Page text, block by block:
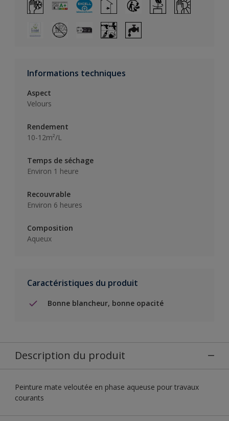
Informations techniques
Aspect
Velours
Rendement
10-12m²/L
Temps de séchage
Environ 1 heure
Recouvrable
Environ 6 heures
Composition
Aqueux
Caractéristiques du produit
Bonne blancheur, bonne opacité
Description du produit
Peinture mate veloutée en phase aqueuse pour travaux
courants